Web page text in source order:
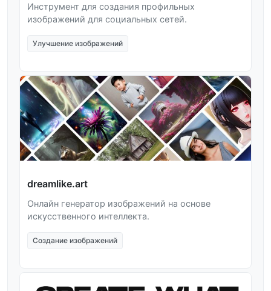
Инструмент для создания профильных
изображений для социальных сетей.
Улучшение изображений
dreamlike.art
Онлайн генератор изображений на основе
искусственного интеллекта.
Создание изображений